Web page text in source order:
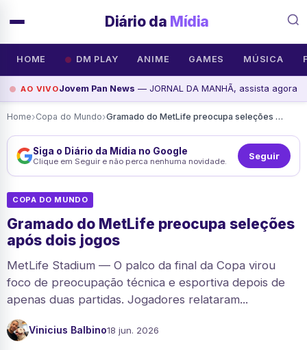
Diário da Mídia
HOME DM PLAY ANIME GAMES MÚSICA
AO VIVOJovem Pan News — JORNAL DA MANHÃ, assista agora
Home›Copa do Mundo› Gramado do MetLife preocupa seleções após dois jogos
Siga o Diário da Mídia no Google
Clique em Seguir e não perca nenhuma novidade. Seguir
COPA DO MUNDO
Gramado do MetLife preocupa seleções
após dois jogos
MetLife Stadium — O palco da final da Copa virou
foco de preocupação técnica e esportiva depois de
apenas duas partidas. Jogadores relataram...
Vinicius Balbino18 jun. 2026